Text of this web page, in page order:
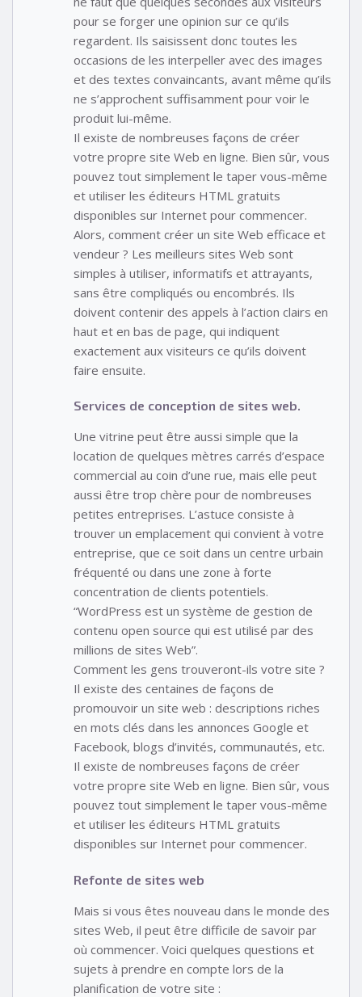
pour se forger une opinion sur ce qu’ils
regardent. Ils saisissent donc toutes les
occasions de les interpeller avec des images
et des textes convaincants, avant même qu’ils
ne s’approchent suffisamment pour voir le
produit lui-même.
Il existe de nombreuses façons de créer
votre propre site Web en ligne. Bien sûr, vous
pouvez tout simplement le taper vous-même
et utiliser les éditeurs HTML gratuits
disponibles sur Internet pour commencer.
Alors, comment créer un site Web efficace et
vendeur ? Les meilleurs sites Web sont
simples à utiliser, informatifs et attrayants,
sans être compliqués ou encombrés. Ils
doivent contenir des appels à l’action clairs en
haut et en bas de page, qui indiquent
exactement aux visiteurs ce qu’ils doivent
faire ensuite.
Services de conception de sites web.
Une vitrine peut être aussi simple que la
location de quelques mètres carrés d’espace
commercial au coin d’une rue, mais elle peut
aussi être trop chère pour de nombreuses
petites entreprises. L’astuce consiste à
trouver un emplacement qui convient à votre
entreprise, que ce soit dans un centre urbain
fréquenté ou dans une zone à forte
concentration de clients potentiels.
“WordPress est un système de gestion de
contenu open source qui est utilisé par des
millions de sites Web”.
Comment les gens trouveront-ils votre site ?
Il existe des centaines de façons de
promouvoir un site web : descriptions riches
en mots clés dans les annonces Google et
Facebook, blogs d’invités, communautés, etc.
Il existe de nombreuses façons de créer
votre propre site Web en ligne. Bien sûr, vous
pouvez tout simplement le taper vous-même
et utiliser les éditeurs HTML gratuits
disponibles sur Internet pour commencer.
Refonte de sites web
Mais si vous êtes nouveau dans le monde des
sites Web, il peut être difficile de savoir par
où commencer. Voici quelques questions et
sujets à prendre en compte lors de la
planification de votre site :